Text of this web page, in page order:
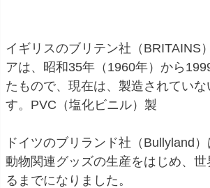
イギリスのブリテン社（BRITAINS
アは、昭和35年（1960年）から
たもので、現在は、製造されていな
す。 PVC（塩化ビニル）製
ドイツのブリランド社（Bullyland
動物関連グッズの生産をはじめ、
るまでになりました。